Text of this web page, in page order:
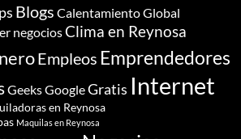
Blogs Calentamiento Global
negociosClima en Reynosa
Empleos Emprendedores
GeeksGoogleGratis Internet
en Reynosa
Maquilas en Reynosa